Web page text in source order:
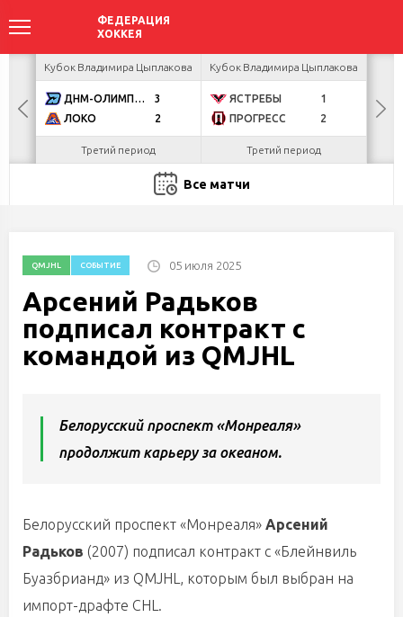
Кубок Владимира Цыплакова
ДНМ-ОЛИМПИК
3
ЛОКО
2
Третий период
Кубок Владимира Цыплакова
ЯСТРЕБЫ
1
ПРОГРЕСС
2
Третий период
Все матчи
QMJHL СОБЫТИЕ 05 июля 2025
Арсений Радьков
подписал контракт с
командой из QMJHL
Белорусский проспект «Монреаля»
продолжит карьеру за океаном.
Белорусский проспект «Монреаля» Арсений
Радьков (2007) подписал контракт с «Блейнвиль
Буазбрианд» из QMJHL, которым был выбран на
импорт-драфте CHL.